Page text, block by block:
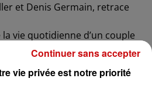
et Denis Germain, retrace
vie quotidienne d’un couple
tracas en matière de
conduite automobile ...
vie privée est notre priorité
Continuer sans accepter